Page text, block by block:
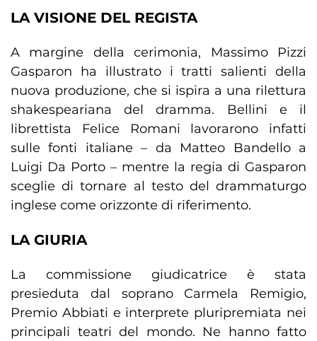
LA VISIONE DEL REGISTA
A margine della cerimonia, Massimo Pizzi
Gasparon ha illustrato i tratti salienti della
nuova produzione, che si ispira a una rilettura
shakespeariana del dramma. Bellini e il
librettista Felice Romani lavorarono infatti
sulle fonti italiane – da Matteo Bandello a
Luigi Da Porto – mentre la regia di Gasparon
sceglie di tornare al testo del drammaturgo
inglese come orizzonte di riferimento.
LA GIURIA
La commissione giudicatrice è stata
presieduta dal soprano Carmela Remigio,
Premio Abbiati e interprete pluripremiata nei
principali teatri del mondo. Ne hanno fatto